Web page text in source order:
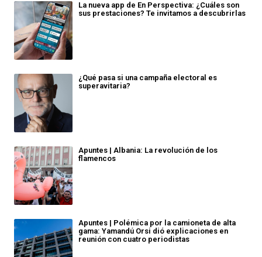
La nueva app de En Perspectiva: ¿Cuáles son
sus prestaciones? Te invitamos a descubrirlas
¿Qué pasa si una campaña electoral es
superavitaria?
Apuntes | Albania: La revolución de los
flamencos
Apuntes | Polémica por la camioneta de alta
gama: Yamandú Orsi dió explicaciones en
reunión con cuatro periodistas